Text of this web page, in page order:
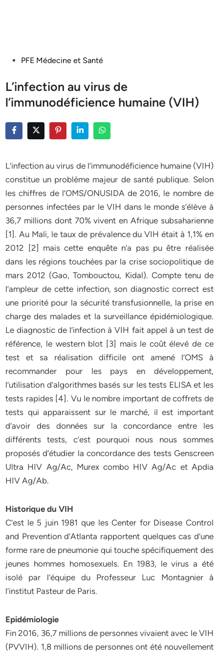
PostedPFE Médecine et Santé
L’infection au virus de
l’immunodéficience humaine (VIH)
L’infection au virus de l’immunodéficience humaine (VIH)
constitue un problème majeur de santé publique. Selon
les chiffres de l’OMS/ONUSIDA de 2016, le nombre de
personnes infectées par le VIH dans le monde s’élève à
36,7 millions dont 70% vivent en Afrique subsaharienne
[1]. Au Mali, le taux de prévalence du VIH était à 1,1% en
2012 [2] mais cette enquête n’a pas pu être réalisée
dans les régions touchées par la crise sociopolitique de
mars 2012 (Gao, Tombouctou, Kidal). Compte tenu de
l’ampleur de cette infection, son diagnostic correct est
une priorité pour la sécurité transfusionnelle, la prise en
charge des malades et la surveillance épidémiologique.
Le diagnostic de l’infection à VIH fait appel à un test de
référence, le western blot [3] mais le coût élevé de ce
test et sa réalisation difficile ont amené l’OMS à
recommander pour les pays en développement,
l’utilisation d’algorithmes basés sur les tests ELISA et les
tests rapides [4]. Vu le nombre important de coffrets de
tests qui apparaissent sur le marché, il est important
d’avoir des données sur la concordance entre les
différents tests, c’est pourquoi nous nous sommes
proposés d’étudier la concordance des tests Genscreen
Ultra HIV Ag/Ac, Murex combo HIV Ag/Ac et Apdia
HIV Ag/Ab.
Historique du VIH
C’est le 5 juin 1981 que les Center for Disease Control
and Prevention d’Atlanta rapportent quelques cas d’une
forme rare de pneumonie qui touche spécifiquement des
jeunes hommes homosexuels. En 1983, le virus a été
isolé par l’équipe du Professeur Luc Montagnier à
l’institut Pasteur de Paris.
Epidémiologie
Fin 2016, 36,7 millions de personnes vivaient avec le VIH
(PVVIH). 1,8 millions de personnes ont été nouvellement